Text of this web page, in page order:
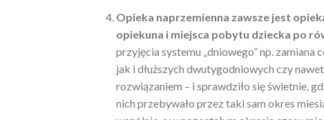
Opieka naprzemienna zawsze jest
opiekuna i miejsca pobytu dziecka po
przyjęcia systemu „dniowego” np.
jak i dłuższych dwutygodniowych czy
rozwiązaniem – i sprawdziło się świetnie,
nich przebywało przez taki sam okres